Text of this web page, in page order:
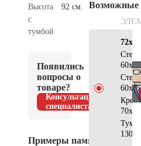
Высота
с
тумбой
92 см.
Появились
вопросы о
товаре?
Консультация
специалиста
Примеры памятников
Возможные